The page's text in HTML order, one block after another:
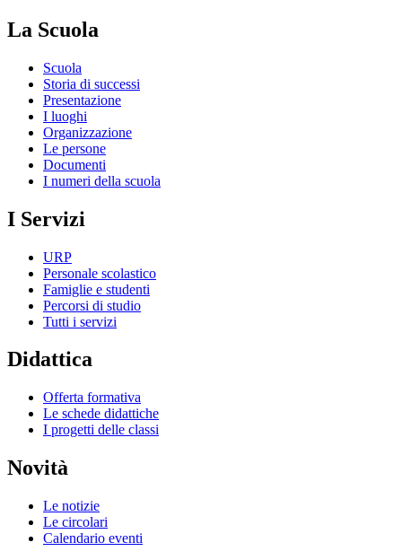
La Scuola
Scuola
Storia di successi
Presentazione
I luoghi
Organizzazione
Le persone
Documenti
I numeri della scuola
I Servizi
URP
Personale scolastico
Famiglie e studenti
Percorsi di studio
Tutti i servizi
Didattica
Offerta formativa
Le schede didattiche
I progetti delle classi
Novità
Le notizie
Le circolari
Calendario eventi